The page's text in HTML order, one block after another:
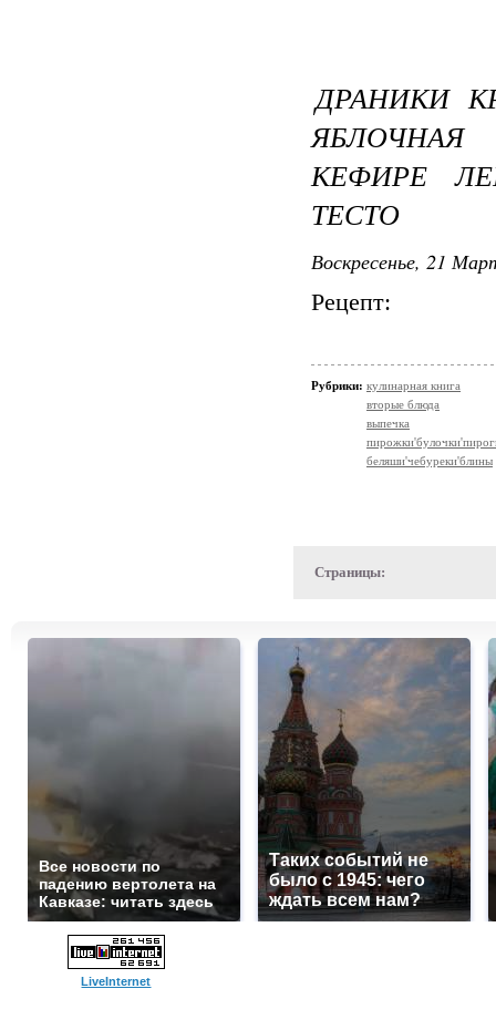
ДРАНИКИ
КЕФИРЕ
ТЕСТО
Воскресенье, 21
Рецепт:
Рубрики: кулинарная книга
вторые блюда
выпечка
беляши'чебуреки'блины
Страницы:
Все новости по
падению вертолета на
Кавказе: читать здесь
Таких событий не
было с 1945: чего
ждать всем нам?
LiveInternet